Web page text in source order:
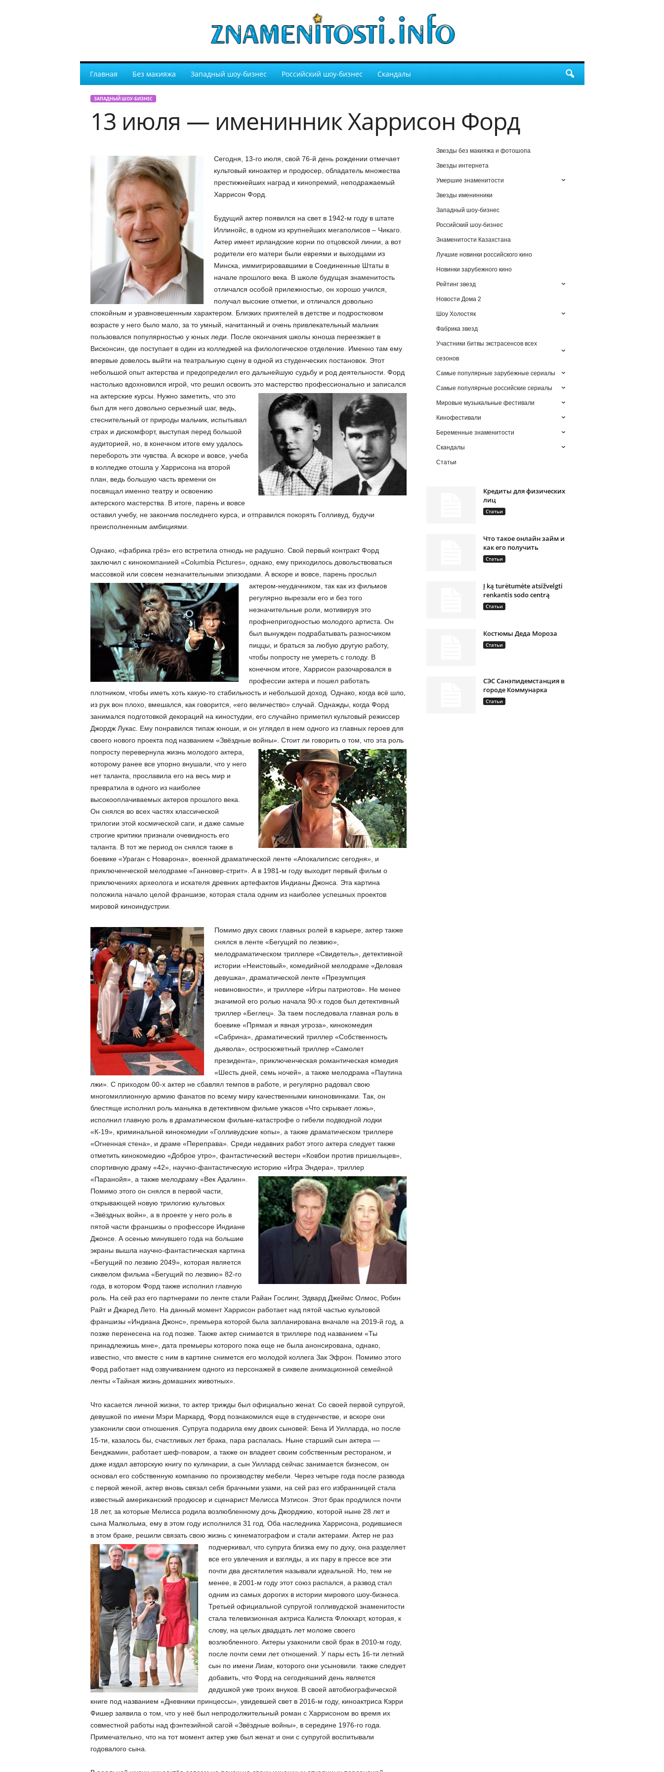
Главная Без макияжа Западный шоу-бизнес Российский шоу-бизнес Скандалы
ЗАПАДНЫЙ ШОУ-БИЗНЕС
13 июля — именинник Харрисон Форд
Сегодня, 13-го июля, свой 76-й день рождении отмечает
культовый киноактер и продюсер, обладатель множества
престижнейших наград и кинопремий, неподражаемый
Харрисон Форд.
Будущий актер появился на свет в 1942-м году в штате
Иллинойс, в одном из крупнейших мегаполисов – Чикаго.
Актер имеет ирландские корни по отцовской линии, а вот
родители его матери были евреями и выходцами из
Минска, иммигрировавшими в Соединенные Штаты в
начале прошлого века. В школе будущая знаменитость
отличался особой прилежностью, он хорошо учился,
получал высокие отметки, и отличался довольно
спокойным и уравновешенным характером. Близких приятелей в детстве и подростковом
возрасте у него было мало, за то умный, начитанный и очень привлекательный мальчик
пользовался популярностью у юных леди. После окончания школы юноша переезжает в
Висконсин, где поступает в один из колледжей на филологическое отделение. Именно там ему
впервые довелось выйти на театральную сцену в одной из студенческих постановок. Этот
небольшой опыт актерства и предопределил его дальнейшую судьбу и род деятельности. Форд
настолько вдохновился игрой, что решил освоить это мастерство профессионально и записался
на актерские курсы. Нужно заметить, что это
был для него довольно серьезный шаг, ведь,
стеснительный от природы мальчик, испытывал
страх и дискомфорт, выступая перед большой
аудиторией, но, в конечном итоге ему удалось
перебороть эти чувства. А вскоре и вовсе, учеба
в колледже отошла у Харрисона на второй
план, ведь большую часть времени он
посвящал именно театру и освоению
актерского мастерства. В итоге, парень и вовсе
оставил учебу, не закончив последнего курса, и отправился покорять Голливуд, будучи
преисполненным амбициями.
Однако, «фабрика грёз» его встретила отнюдь не радушно. Свой первый контракт Форд
заключил с кинокомпанией «Columbia Pictures», однако, ему приходилось довольствоваться
массовкой или совсем незначительными эпизодами. А вскоре и вовсе, парень прослыл
актером-неудачником, так как из фильмов
регулярно вырезали его и без того
незначительные роли, мотивируя это
профнепригодностью молодого артиста. Он
был вынужден подрабатывать разносчиком
пиццы, и браться за любую другую работу,
чтобы попросту не умереть с голоду. В
конечном итоге, Харрисон разочаровался в
профессии актера и пошел работать
плотником, чтобы иметь хоть какую-то стабильность и небольшой доход. Однако, когда всё шло,
из рук вон плохо, вмешался, как говорится, «его величество» случай. Однажды, когда Форд
занимался подготовкой декораций на киностудии, его случайно приметил культовый режиссер
Джордж Лукас. Ему понравился типаж юноши, и он углядел в нем одного из главных героев для
своего нового проекта под названием «Звёздные войны». Стоит ли говорить о том, что эта роль
попросту перевернула жизнь молодого актера,
которому ранее все упорно внушали, что у него
нет таланта, прославила его на весь мир и
превратила в одного из наиболее
высокооплачиваемых актеров прошлого века.
Он снялся во всех частях классической
трилогии этой космической саги, и даже самые
строгие критики признали очевидность его
таланта. В тот же период он снялся также в
боевике «Ураган с Новарона», военной драматической ленте «Апокалипсис сегодня», и
приключенческой мелодраме «Ганновер-стрит». А в 1981-м году выходит первый фильм о
приключениях археолога и искателя древних артефактов Индианы Джонса. Эта картина
положила начало целой франшизе, которая стала одним из наиболее успешных проектов
мировой киноиндустрии.
Помимо двух своих главных ролей в карьере, актер также
снялся в ленте «Бегущий по лезвию»,
мелодраматическом триллере «Свидетель», детективной
истории «Неистовый», комедийной мелодраме «Деловая
девушка», драматической ленте «Презумпция
невиновности», и триллере «Игры патриотов». Не менее
значимой его ролью начала 90-х годов был детективный
триллер «Беглец». За таем последовала главная роль в
боевике «Прямая и явная угроза», кинокомедия
«Сабрина», драматический триллер «Собственность
дьявола», остросюжетный триллер «Самолет
президента», приключенческая романтическая комедия
«Шесть дней, семь ночей», а также мелодрама «Паутина
лжи». С приходом 00-х актер не сбавлял темпов в работе, и регулярно радовал свою
многомиллионную армию фанатов по всему миру качественными киноновинками. Так, он
блестяще исполнил роль маньяка в детективном фильме ужасов «Что скрывает ложь»,
исполнил главную роль в драматическом фильме-катастрофе о гибели подводной лодки
«К-19», криминальной кинокомедии «Голливудские копы», а также драматическом триллере
«Огненная стена», и драме «Переправа». Среди недавних работ этого актера следует также
отметить кинокомедию «Доброе утро», фантастический вестерн «Ковбои против пришельцев»,
спортивную драму «42», научно-фантастическую историю «Игра Эндера», триллер
«Паранойя», а также мелодраму «Век Адалин».
Помимо этого он снялся в первой части,
открывающей новую трилогию культовых
«Звёздных войн», а в проекте у него роль в
пятой части франшизы о профессоре Индиане
Джонсе. А осенью минувшего года на большие
экраны вышла научно-фантастическая картина
«Бегущий по лезвию 2049», которая является
сиквелом фильма «Бегущий по лезвию» 82-го
года, в котором Форд также исполнил главную
роль. На сей раз его партнерами по ленте стали Райан Гослинг, Эдвард Джеймс Олмос, Робин
Райт и Джаред Лето. На данный момент Харрисон работает над пятой частью культовой
франшизы «Индиана Джонс», премьера которой была запланирована вначале на 2019-й год, а
позже перенесена на год позже. Также актер снимается в триллере под названием «Ты
принадлежишь мне», дата премьеры которого пока еще не была анонсирована, однако,
известно, что вместе с ним в картине снимется его молодой коллега Зак Эфрон. Помимо этого
Форд работает над озвучиванием одного из персонажей в сиквеле анимационной семейной
ленты «Тайная жизнь домашних животных».
Что касается личной жизни, то актер трижды был официально женат. Со своей первой супругой,
девушкой по имени Мэри Маркард, Форд познакомился еще в студенчестве, и вскоре они
узаконили свои отношения. Супруга подарила ему двоих сыновей: Бена И Уилларда, но после
15-ти, казалось бы, счастливых лет брака, пара распалась. Ныне старший сын актера —
Бенджамин, работает шеф-поваром, а также он владеет своим собственным рестораном, и
даже издал авторскую книгу по кулинарии, а сын Уиллард сейчас занимается бизнесом, он
основал его собственную компанию по производству мебели. Через четыре года после развода
с первой женой, актер вновь связал себя брачными узами, на сей раз его избранницей стала
известный американский продюсер и сценарист Мелисса Мэтисон. Этот брак продлился почти
18 лет, за которые Мелисса родила возлюбленному дочь Джорджию, которой ныне 28 лет и
сына Малкольма, ему в этом году исполнился 31 год. Оба наследника Харрисона, родившиеся
в этом браке, решили связать свою жизнь с кинематографом и стали актерами. Актер не раз
подчеркивал, что супруга близка ему по духу, она разделяет
все его увлечения и взгляды, а их пару в прессе все эти
почти два десятилетия называли идеальной. Но, тем не
менее, в 2001-м году этот союз распался, а развод стал
одним из самых дорогих в истории мирового шоу-бизнеса.
Третьей официальной супругой голливудской знаменитости
стала телевизионная актриса Калиста Флокхарт, которая, к
слову, на целых двадцать лет моложе своего
возлюбленного. Актеры узаконили свой брак в 2010-м году,
после почти семи лет отношений. У пары есть 16-ти летний
сын по имени Лиам, которого они усыновили. также следует
добавить, что Форд на сегодняшний день является
дедушкой уже троих внуков. В своей автобиографической
книге под названием «Дневники принцессы», увидевшей свет в 2016-м году, киноактриса Кэрри
Фишер заявила о том, что у неё был непродолжительный роман с Харрисоном во время их
совместной работы над фэнтезийной сагой «Звёздные войны», в середине 1976-го года.
Примечательно, что на тот момент актер уже был женат и они с супругой воспитывали
годовалого сына.
Звезды без макияжа и фотошопа
Звезды интернета
Умершие знаменитости
Звезды именинники
Западный шоу-бизнес
Российский шоу-бизнес
Знаменитости Казахстана
Лучшие новинки российского кино
Новинки зарубежного кино
Рейтинг звезд
Новости Дома 2
Шоу Холостяк
Фабрика звезд
Участники битвы экстрасенсов всех
сезонов
Самые популярные зарубежные сериалы
Самые популярные российские сериалы
Мировые музыкальные фестивали
Кинофестивали
Беременные знаменитости
Скандалы
Статьи
Кредиты для физических
лиц
Статьи
Что такое онлайн займ и
как его получить
Статьи
Į ką turėtumėte atsižvelgti
renkantis sodo centrą
Статьи
Костюмы Деда Мороза
Статьи
СЭС Санэпидемстанция в
городе Коммунарка
Статьи